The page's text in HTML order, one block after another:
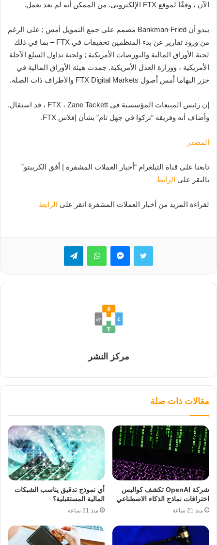
الآن ، وفقًا لموقع FTX الإلكتروني. من الممكن أنه لم يعد يعمل.
يبدو أن Bankman-Fried مصمم على جمع التمويل أمس ; على الرغم
من ورود تقارير عن بدء المنظمين تحقيقات في FTX – بما في ذلك
لجنة الأوراق المالية والبورصات الأمريكية ; ولجنة تداول السلع الآجلة
الأمريكية ، ووزارة العدل الأمريكية. جمدت هيئة الأوراق المالية في
جزر البهاما أمس أصول FTX Digital Markets والأطراف ذات الصلة.
إن رئيس المبيعات المؤسسية في FTX ، Zane Tackett ، قد استقال.
وأضاف أنه وفريقه “تركوا في جهل تام” بشأن إفلاس FTX.
المصدر
تابعنا على قناة التيلغرام “أخبار العملات المشفرة | أفق الكريبتو”
بالنقر على الرابط
لقراءة المزيد من أخبار العملات المشفرة انقر على الرابط
تويتر ماسنجرواتساب تيلقرام
مركز النشر
مقالات ذات صلة
شركة OpenAI تكشف كواليس
اختراقات نماذج الذكاء الاصطناعي
منذ 21 ساعة
أي نموذج تدقيق يناسب الشبكات
المالية المستقبلية؟
منذ 21 ساعة